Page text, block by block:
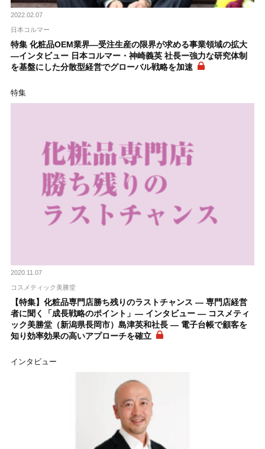
2022.02.07
日本コルマー
特集 化粧品OEM業界―受注生産の限界が求める事業領域の拡大
―インタビュー 日本コルマー・神崎義英 社長ー強力な研究体制
を基盤にした分散型経営でグローバル戦略を加速
特集
2020.11.07
コスメティック美勝堂
【特集】化粧品専門店勝ち残りのラストチャンス ― 専門店経営
者に聞く「成長戦略のポイント」― インタビュー ― コスメティ
ック美勝堂（新潟県長岡市）島津英和社長 ― 電子台帳で顧客を
知り効率効果の高いアプローチを確立
インタビュー